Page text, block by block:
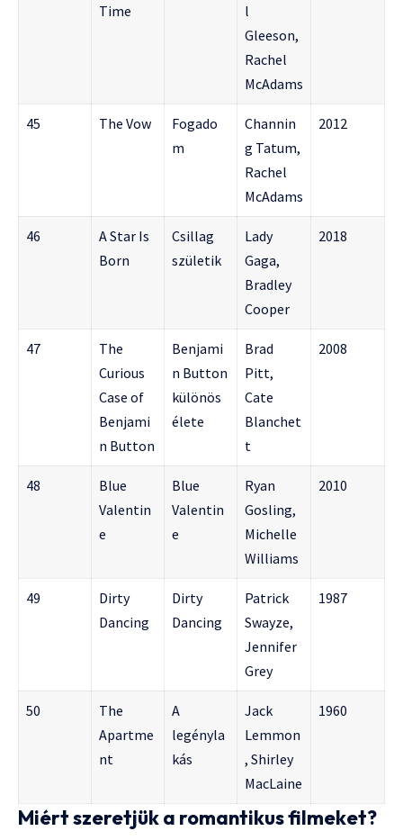
Time
l
Gleeson,
Rachel
McAdams
45 The Vow
Fogado
m
Channin
g Tatum,
Rachel
McAdams
2012
46
A Star Is
Born
Csillag
születik
Lady
Gaga,
Bradley
Cooper
2018
47
The
Curious
Case of
Benjami
n Button
Benjami
n Button
különös
élete
Brad
Pitt,
Cate
Blanchet
t
2008
48
Blue
Valentin
e
Blue
Valentin
e
Ryan
Gosling,
Michelle
Williams
2010
49
Dirty
Dancing
Dirty
Dancing
Patrick
Swayze,
Jennifer
Grey
1987
50
The
Apartme
nt
A
legényla
kás
Jack
Lemmon
, Shirley
MacLaine
1960
Miért szeretjük a romantikus filmeket?